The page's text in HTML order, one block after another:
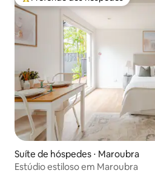
Entre os melhores preferidos dos
Suíte de hóspedes ⋅ Maroubra
Estúdio estiloso em Maroubra